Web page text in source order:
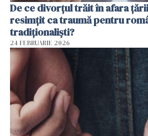
De ce divorțul trăit în afara
resimțit ca traumă pentru
tradiționaliști?
24 FEBRUARIE 2026